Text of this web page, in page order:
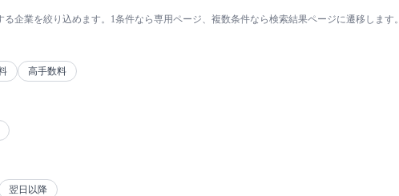
企業を絞り込めます。1条件なら専用ページ、複数条件なら検索結果ページに遷移します。
高手数料
翌日以降